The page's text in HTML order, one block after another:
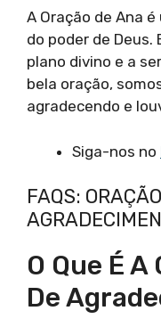
A Oração de Ana
do poder de Deus.
plano divino e a
bela oração,
agradecendo e
Siga-nos no
FAQS:
O Que É
De